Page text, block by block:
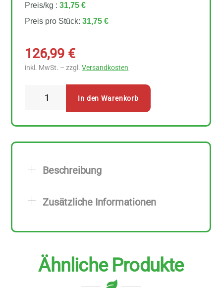
Preis/kg :31,75 €
Preis pro Stück:31,75 €
126,99 €
inkl. MwSt. – zzgl.Versandkosten
Menge
In den Warenkorb
Beschreibung
Zusätzliche Informationen
Ähnliche Produkte